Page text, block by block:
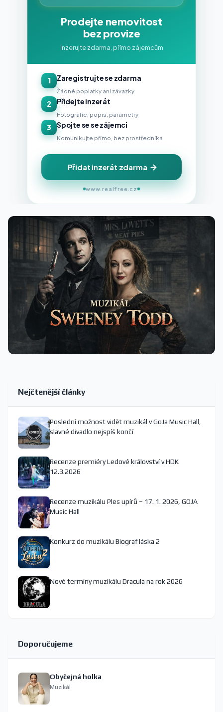
Prodejte nemovitost
bez provize
Inzerujte zdarma, přímo zájemcům
1 Zaregistrujte se zdarma
Žádné poplatky ani závazky
2 Přidejte inzerát
Fotografie, popis, parametry
3 Spojte se se zájemci
Komunikujte přímo, bez prostředníka
Přidat inzerát zdarma
www.realfree.cz
Nejčtenější články
Poslední možnost vidět muzikál v GoJa Music Hall,
slavné divadlo nejspíš končí
Recenze premiéry Ledové království v HDK
12.3.2026
Recenze muzikálu Ples upírů – 17. 1. 2026, GOJA
Music Hall
Konkurz do muzikálu Biograf láska 2
Nové termíny muzikálu Dracula na rok 2026
Doporučujeme
Obyčejná holka
Muzikál